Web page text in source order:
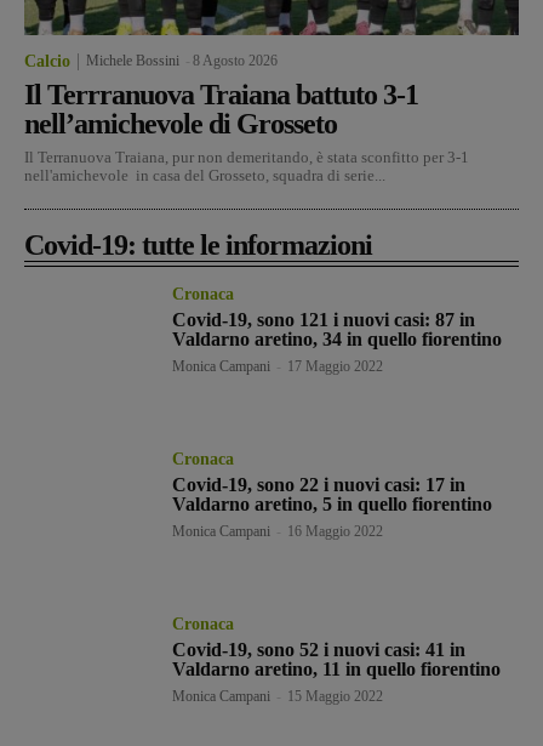
Calcio Michele Bossini 8 Agosto 2026
Il Terrranuova Traiana battuto 3-1
nell’amichevole di Grosseto
Il Terranuova Traiana, pur non demeritando, è stata sconfitto per 3-1
nell'amichevole in casa del Grosseto, squadra di serie...
Covid-19: tutte le informazioni
Cronaca
Covid-19, sono 121 i nuovi casi: 87 in
Valdarno aretino, 34 in quello fiorentino
Monica Campani 17 Maggio 2022
Cronaca
Covid-19, sono 22 i nuovi casi: 17 in
Valdarno aretino, 5 in quello fiorentino
Monica Campani 16 Maggio 2022
Cronaca
Covid-19, sono 52 i nuovi casi: 41 in
Valdarno aretino, 11 in quello fiorentino
Monica Campani 15 Maggio 2022